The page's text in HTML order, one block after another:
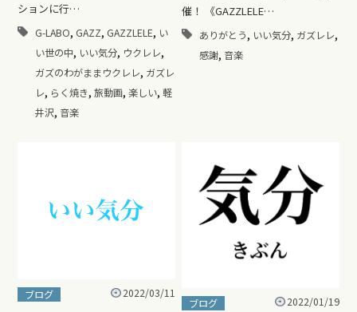
ションに行…
G-LABO, GAZZ, GAZZLELE, い
い世の中, いい気分, ウクレレ,
ガズのわがままウクレレ, ガズレ
レ, らく焼き, 旅動画, 楽しい, 軽
井沢, 音楽
催！ 《GAZZLELE…
ありがとう, いい気分, ガズレレ,
感謝, 音楽
ブログ 2022/03/11
ブログ 2022/01/19